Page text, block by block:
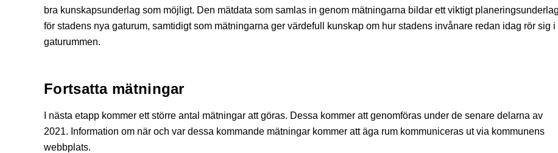
bra kunskapsunderlag som möjligt. Den mätdata som samlas in genom mätningarna bildar ett viktigt planeringsunderlag
för stadens nya gaturum, samtidigt som mätningarna ger värdefull kunskap om hur stadens invånare redan idag rör sig i
gaturummen.
Fortsatta mätningar
I nästa etapp kommer ett större antal mätningar att göras. Dessa kommer att genomföras under de senare delarna av
2021. Information om när och var dessa kommande mätningar kommer att äga rum kommuniceras ut via kommunens
webbplats.